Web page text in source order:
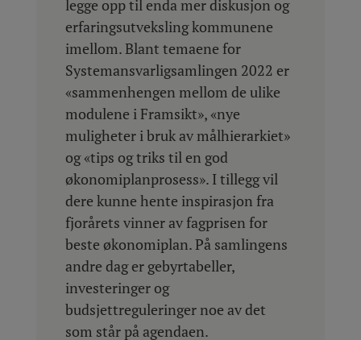
legge opp til enda mer diskusjon og
erfaringsutveksling kommunene
imellom. Blant temaene for
Systemansvarligsamlingen 2022 er
«sammenhengen mellom de ulike
modulene i Framsikt», «nye
muligheter i bruk av målhierarkiet»
og «tips og triks til en god
økonomiplanprosess». I tillegg vil
dere kunne hente inspirasjon fra
fjorårets vinner av fagprisen for
beste økonomiplan. På samlingens
andre dag er gebyrtabeller,
investeringer og
budsjettreguleringer noe av det
som står på agendaen.